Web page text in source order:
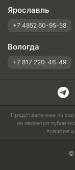
Ярославль
+7 4852 60-95-58
Вологда
+7 817 220-46-49
Представленная на
не является
товаров
©